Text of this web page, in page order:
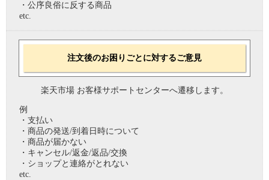
・公序良俗に反する商品
etc.
注文後のお困りごとに対するご意見
楽天市場 お客様サポートセンターへ遷移します。
例
・支払い
・商品の発送/到着日時について
・商品が届かない
・キャンセル/返金/返品/交換
・ショップと連絡がとれない
etc.